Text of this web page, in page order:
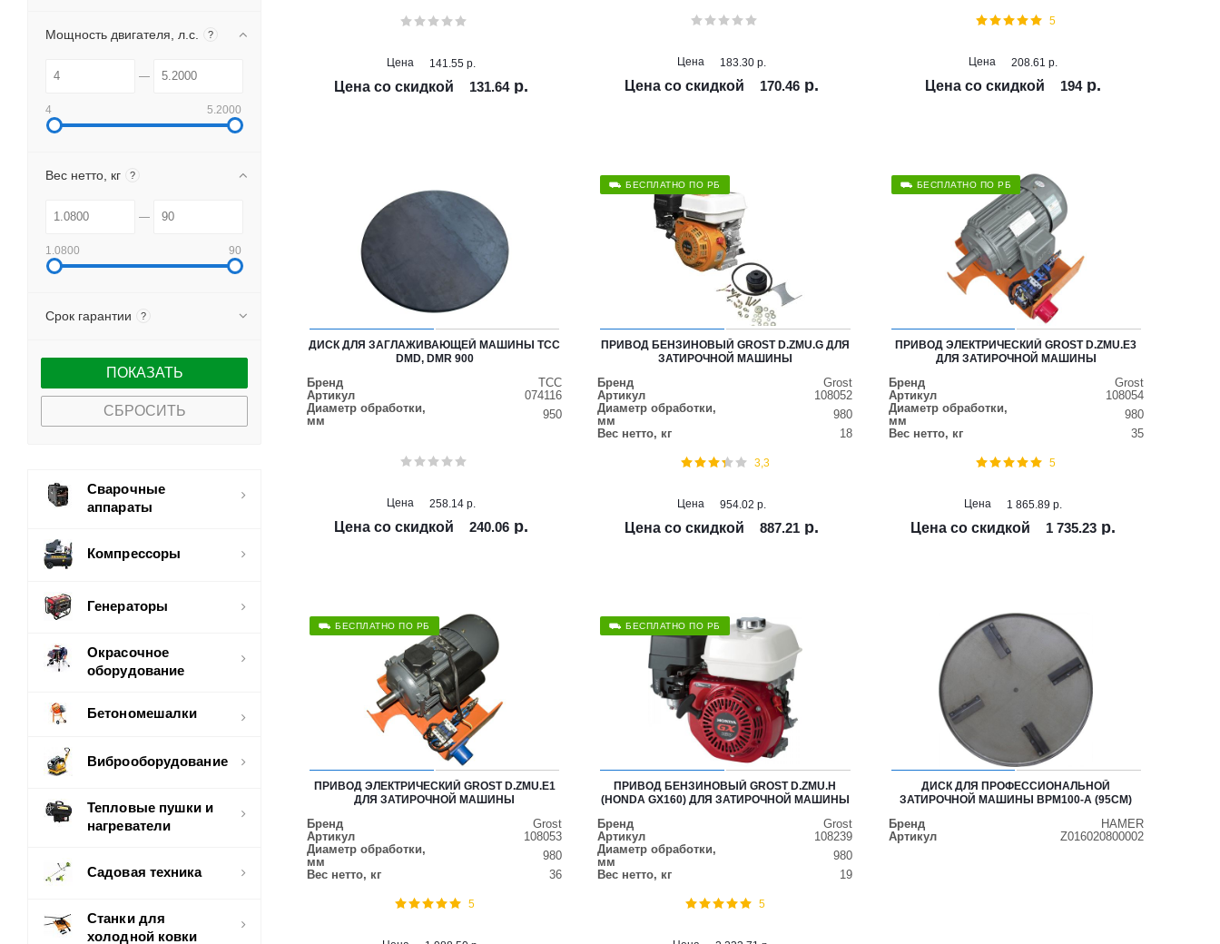
Цена 141.55 р.
Цена со скидкой 131.64р.
Цена 183.30 р.
Цена со скидкой 170.46 р.
5
Цена 208.61 р.
Цена со скидкой 194р.
ДИСК ДЛЯ ЗАГЛАЖИВАЮЩЕЙ МАШИНЫ ТСС
DMD, DMR 900
Бренд
ТСС
Артикул
074116
Диаметр обработки,
мм
950
Цена 258.14 р.
Цена со скидкой 240.06 р.
⛟ БЕСПЛАТНО ПО РБ
ПРИВОД БЕНЗИНОВЫЙ GROST D.ZMU.G ДЛЯ
ЗАТИРОЧНОЙ МАШИНЫ
Бренд
Grost
Артикул
108052
Диаметр обработки,
мм
980
Вес нетто, кг
18
3,3
Цена 954.02 р.
Цена со скидкой 887.21 р.
⛟ БЕСПЛАТНО ПО РБ
ПРИВОД ЭЛЕКТРИЧЕСКИЙ GROST D.ZMU.E3
ДЛЯ ЗАТИРОЧНОЙ МАШИНЫ
Бренд
Grost
Артикул
108054
Диаметр обработки,
мм
980
Вес нетто, кг
35
5
Цена 1 865.89 р.
Цена со скидкой 1 735.23р.
⛟ БЕСПЛАТНО ПО РБ
ПРИВОД ЭЛЕКТРИЧЕСКИЙ GROST D.ZMU.E1
ДЛЯ ЗАТИРОЧНОЙ МАШИНЫ
Бренд
Grost
Артикул
108053
Диаметр обработки,
мм
980
Вес нетто, кг
36
5
⛟ БЕСПЛАТНО ПО РБ
ПРИВОД БЕНЗИНОВЫЙ GROST D.ZMU.H
(HONDA GX160) ДЛЯ ЗАТИРОЧНОЙ МАШИНЫ
Бренд
Grost
Артикул
108239
Диаметр обработки,
мм
980
Вес нетто, кг
19
5
ДИСК ДЛЯ ПРОФЕССИОНАЛЬНОЙ
ЗАТИРОЧНОЙ МАШИНЫ ВРM100-А (95СМ)
Бренд
HAMER
Артикул
Z016020800002
Мощность двигателя, л.с. ?
4 5.2000
Вес нетто, кг ?
1.0800 90
Срок гарантии ?
СБРОСИТЬ
Сварочные
аппараты
Компрессоры
Генераторы
Окрасочное
оборудование
Бетономешалки
Виброоборудование
Тепловые пушки и
нагреватели
Садовая техника
Станки для
холодной ковки